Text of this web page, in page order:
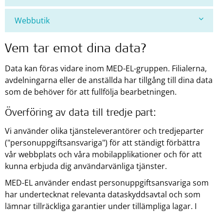
Webbutik
Vem tar emot dina data?
Data kan föras vidare inom MED-EL-gruppen. Filialerna,
avdelningarna eller de anställda har tillgång till dina data
som de behöver för att fullfölja bearbetningen.
Överföring av data till tredje part:
Vi använder olika tjänsteleverantörer och tredjeparter
("personuppgiftsansvariga") för att ständigt förbättra
vår webbplats och våra mobilapplikationer och för att
kunna erbjuda dig användarvänliga tjänster.
MED-EL använder endast personuppgiftsansvariga som
har undertecknat relevanta dataskyddsavtal och som
lämnar tillräckliga garantier under tillämpliga lagar. I